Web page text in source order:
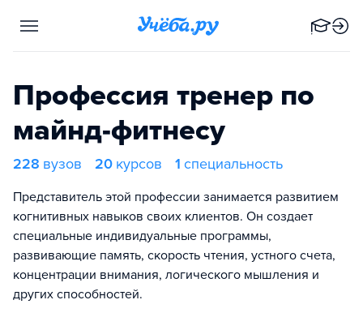
Профессия тренер по
майнд-фитнесу
228 вузов 20 курсов 1 специальность
Представитель этой профессии занимается развитием
когнитивных навыков своих клиентов. Он создает
специальные индивидуальные программы,
развивающие память, скорость чтения, устного счета,
концентрации внимания, логического мышления и
других способностей.